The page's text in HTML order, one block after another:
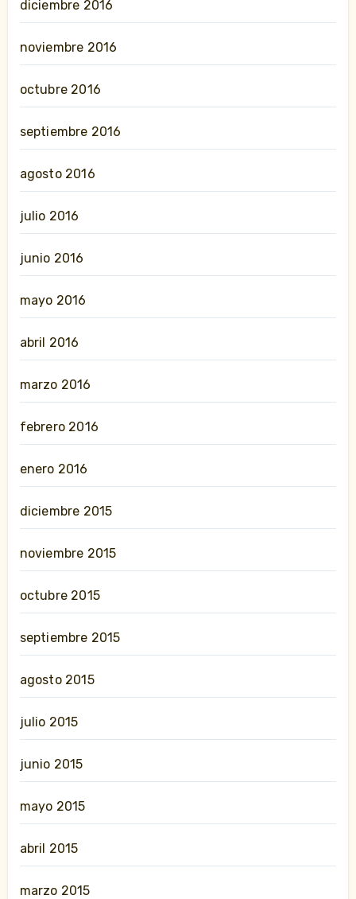
diciembre 2016
noviembre 2016
octubre 2016
septiembre 2016
agosto 2016
julio 2016
junio 2016
mayo 2016
abril 2016
marzo 2016
febrero 2016
enero 2016
diciembre 2015
noviembre 2015
octubre 2015
septiembre 2015
agosto 2015
julio 2015
junio 2015
mayo 2015
abril 2015
marzo 2015